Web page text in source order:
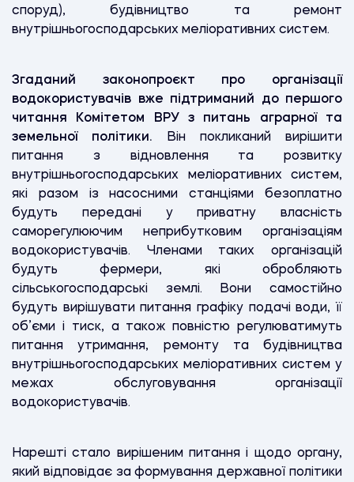
споруд), будівництво та ремонт
внутрішньогосподарських меліоративних систем.
Згаданий законопроєкт про організації
водокористувачів вже підтриманий до першого
читання Комітетом ВРУ з питань аграрної та
земельної політики. Він покликаний вирішити
питання з відновлення та розвитку
внутрішньогосподарських меліоративних систем,
які разом із насосними станціями безоплатно
будуть передані у приватну власність
саморегулюючим неприбутковим організаціям
водокористувачів. Членами таких організацій
будуть фермери, які обробляють
сільськогосподарські землі. Вони самостійно
будуть вирішувати питання графіку подачі води, її
об’єми і тиск, а також повністю регулюватимуть
питання утримання, ремонту та будівництва
внутрішньогосподарських меліоративних систем у
межах обслуговування організації
водокористувачів.
Нарешті стало вирішеним питання і щодо органу,
який відповідає за формування державної політики